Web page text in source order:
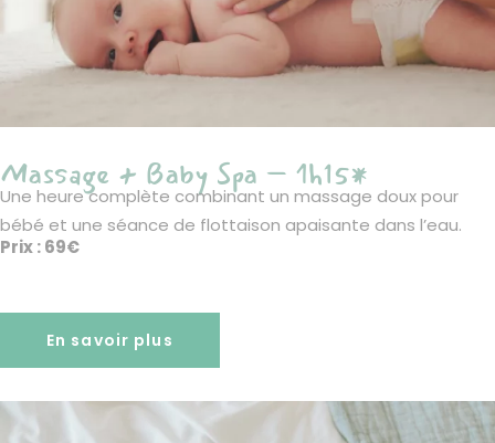
Massage + Baby Spa – 1h15*
Une heure complète combinant un massage doux pour
bébé et une séance de flottaison apaisante dans l’eau.
Prix : 69€
En savoir plus